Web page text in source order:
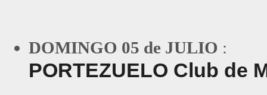
DOMINGO 05 de JULIO :
PORTEZUELO Club de